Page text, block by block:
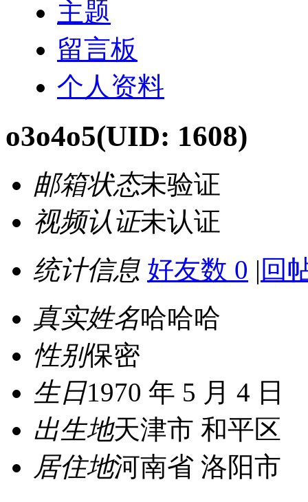
主题
留言板
个人资料
o3o4o5(UID: 1608)
邮箱状态未验证
视频认证未认证
统计信息 好友数 0 | 回
真实姓名哈哈哈
性别保密
生日1970 年 5 月 4 日
出生地天津市 和平区
居住地河南省 洛阳市